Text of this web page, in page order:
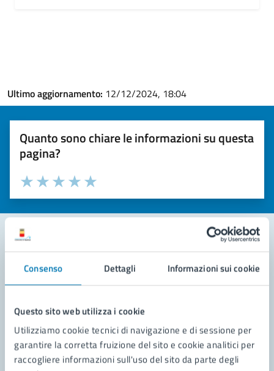
Consenso Dettagli Informazioni sui cookie
Questo sito web utilizza i cookie
Utilizziamo cookie tecnici di navigazione e di sessione per
garantire la corretta fruizione del sito e cookie analitici per
raccogliere informazioni sull'uso del sito da parte degli
Ultimo aggiornamento: 12/12/2024, 18:04
Quanto sono chiare le informazioni su questa
pagina?
Valuta la chiarezza delle informazioni (da 1 a 5 stelle)
Seleziona il numero di stelle per valutare la chiarezza delle
Valuta 5 stelle su 5
Valuta 4 stelle su 5
Valuta 3 stelle su 5
Valuta 2 stelle su 5
Valuta 1 stelle su 5
Contatta il comune
Leggi le domande frequenti
Richiedi assistenza
Prenota appuntamento